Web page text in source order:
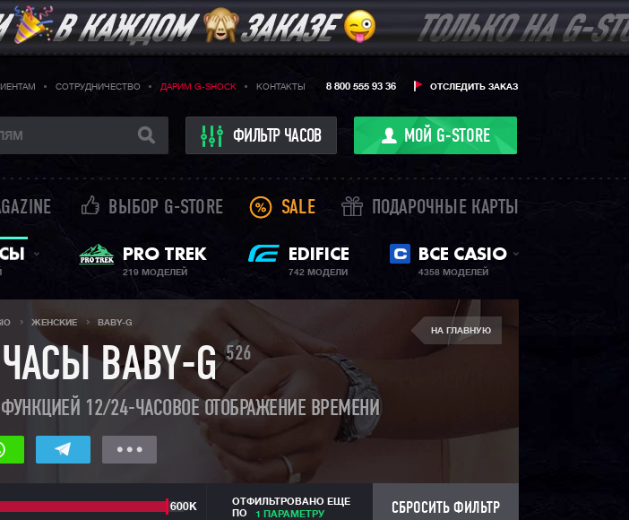
СОТРУДНИЧЕСТВО ДАРИМ G-SHOCK КОНТАКТЫ ОТСЛЕДИТЬ ЗАКАЗ
8 800 555 93 36
ФИЛЬТР ЧАСОВ МОЙ G-STORE
ВЫБОР G-STORE SALE ПОДАРОЧНЫЕ КАРТЫ
PRO TREK
219 МОДЕЛЕЙ
EDIFICE
742 МОДЕЛИ
ВСЕ CASIO
4358 МОДЕЛЕЙ
НА ГЛАВНУЮ
ЖЕНСКИЕ BABY-G
BABY-G 526
12/24-ЧАСОВОЕ ОТОБРАЖЕНИЕ ВРЕМЕНИ
600К
ОТФИЛЬТРОВАНО ЕЩЕ
ПО
1 ПАРАМЕТРУ СБРОСИТЬ ФИЛЬТР